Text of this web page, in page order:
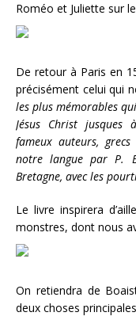
Roméo et Juliette sur
De retour à Paris en
précisément celui qui
les plus mémorables
Jésus Christ jusques
fameux auteurs,
notre langue par P.
Bretagne, avec les
Le livre inspirera
monstres, dont nous
On retiendra de
deux choses